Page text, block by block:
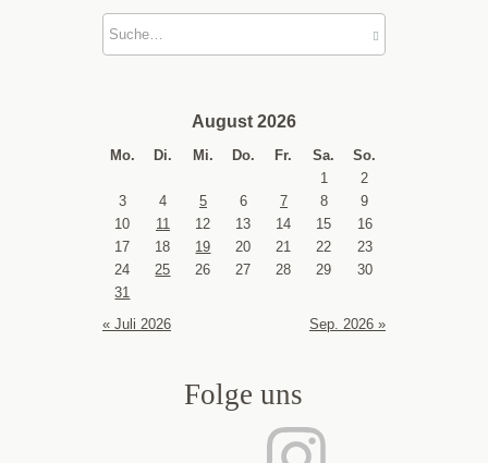
August 2026
Mo. Di. Mi. Do. Fr. Sa. So.
« Juli 2026 Sep. 2026 »
1
2
3
4 5 6 7 8
9
10
11 12 13 14 15
16
17
18 19 20 21 22
23
24
25 26 27 28 29
30
31
Folge uns